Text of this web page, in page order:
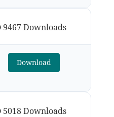
5018 Downloads
9467 Downloads
Download